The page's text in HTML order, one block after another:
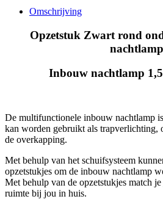
Omschrijving
Opzetstuk Zwart rond
nachtlamp
Inbouw nachtlamp
De multifunctionele inbouw nachtlamp
kan worden gebruikt als trapverlichting,
de overkapping.
Met behulp van het schuifsysteem
opzetstukjes om de inbouw nachtlamp
Met behulp van de opzetstukjes match
ruimte bij jou in huis.